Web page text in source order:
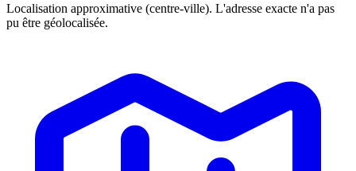
Localisation approximative (centre-ville). L'adresse exacte n'a pas
pu être géolocalisée.